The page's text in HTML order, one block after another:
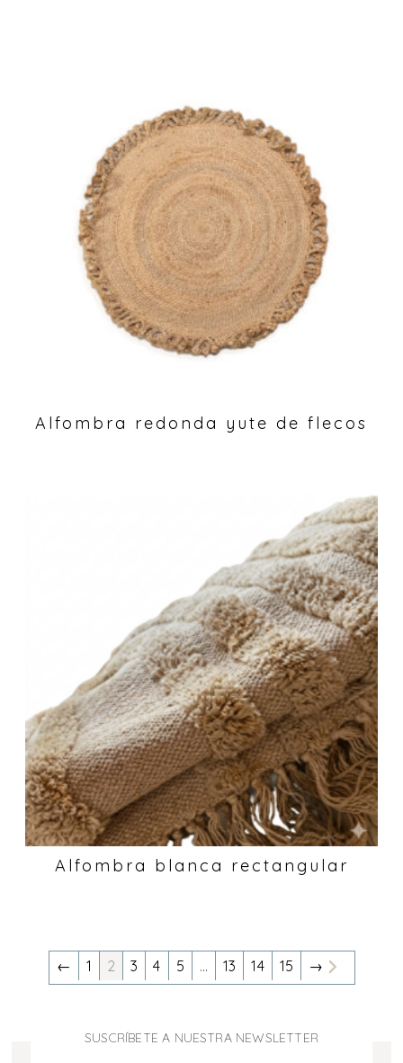
Alfombra redonda yute de flecos
Alfombra blanca rectangular
← 1 2 3 4 5 … 13 14 15 →
SUSCRÍBETE A NUESTRA NEWSLETTER